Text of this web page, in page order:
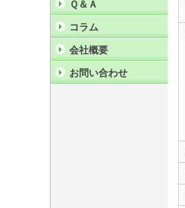
Ｑ＆Ａ
コラム
会社概要
お問い合わせ